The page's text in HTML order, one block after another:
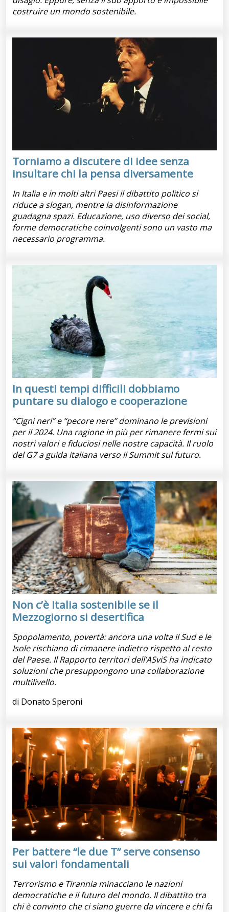
costruire un mondo sostenibile.
Torniamo a discutere di idee senza
insultare chi la pensa diversamente
In Italia e in molti altri Paesi il dibattito politico si
riduce a slogan, mentre la disinformazione
guadagna spazi. Educazione, uso diverso dei social,
forme democratiche coinvolgenti sono un vasto ma
necessario programma.
In questi tempi difficili dobbiamo
puntare su dialogo e cooperazione
“Cigni neri” e “pecore nere” dominano le previsioni
per il 2024. Una ragione in più per rimanere fermi sui
nostri valori e fiduciosi nelle nostre capacità. Il ruolo
del G7 a guida italiana verso il Summit sul futuro.
Non c’è Italia sostenibile se il
Mezzogiorno si desertifica
Spopolamento, povertà: ancora una volta il Sud e le
Isole rischiano di rimanere indietro rispetto al resto
del Paese. Il Rapporto territori dell’ASviS ha indicato
soluzioni che presuppongono una collaborazione
multilivello.
di Donato Speroni
Per battere “le due T” serve consenso
sui valori fondamentali
Terrorismo e Tirannia minacciano le nazioni
democratiche e il futuro del mondo. Il dibattito tra
chi è convinto che ci siano guerre da vincere e chi fa